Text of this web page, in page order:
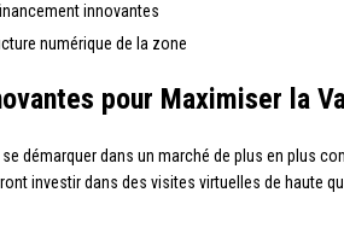
innovantes
numérique de la zone
pour Maximiser la
démarquer dans un marché de plus en plus
investir dans des visites virtuelles de haute